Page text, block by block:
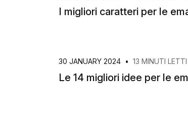
I migliori caratteri per le
30 JANUARY 2024 • 13 MINUTI LETTI
Le 14 migliori idee per le